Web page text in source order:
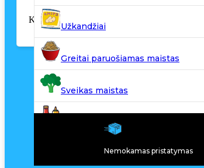
Krepšelyje nėra produktų.
Užkandžiai
Greitai paruošiamas maistas
Sveikas maistas
Kiti produktai
Nemokamas pristatymas